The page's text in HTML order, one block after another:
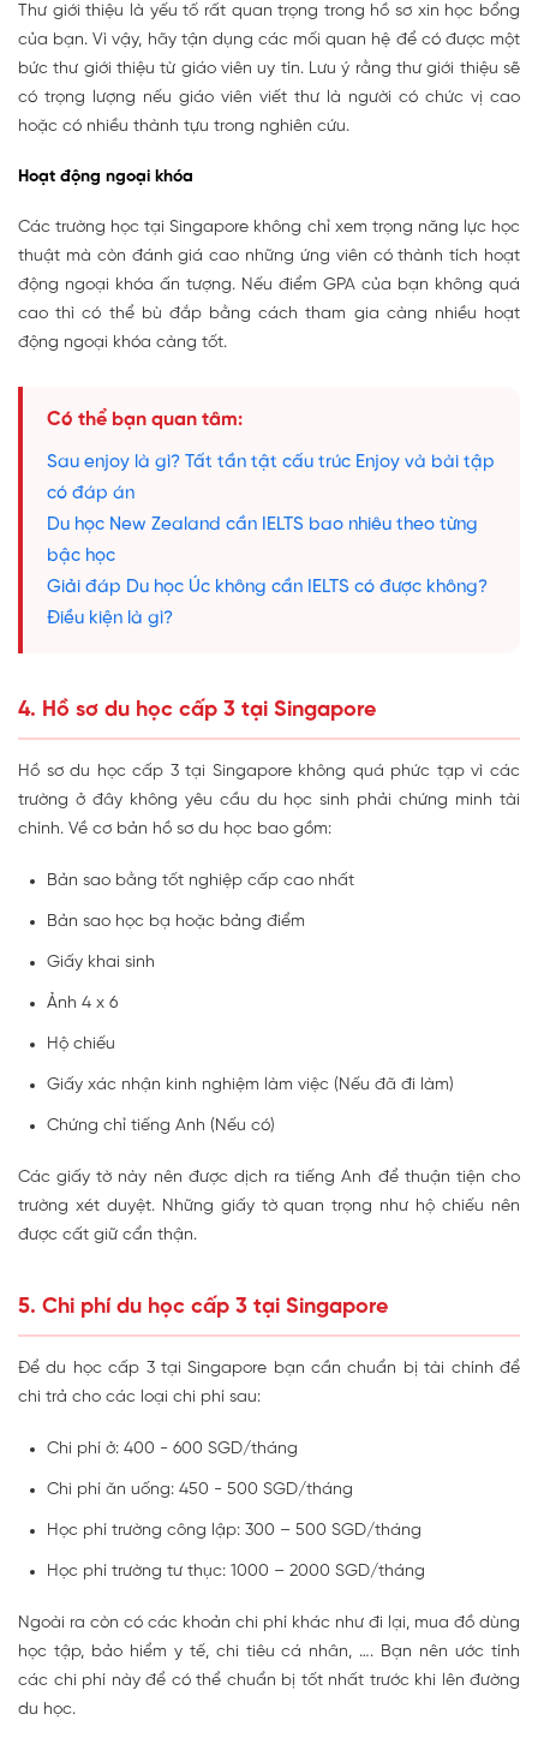
Thư giới thiệu là yếu tố rất quan trọng trong hồ sơ xin học bổng
của bạn. Vì vậy, hãy tận dụng các mối quan hệ để có được một
bức thư giới thiệu từ giáo viên uy tín. Lưu ý rằng thư giới thiệu sẽ
có trọng lượng nếu giáo viên viết thư là người có chức vị cao
hoặc có nhiều thành tựu trong nghiên cứu.
Hoạt động ngoại khóa
Các trường học tại Singapore không chỉ xem trọng năng lực học
thuật mà còn đánh giá cao những ứng viên có thành tích hoạt
động ngoại khóa ấn tượng. Nếu điểm GPA của bạn không quá
cao thì có thể bù đắp bằng cách tham gia càng nhiều hoạt
động ngoại khóa càng tốt.
Có thể bạn quan tâm:
Sau enjoy là gì? Tất tần tật cấu trúc Enjoy và bài tập
có đáp án
Du học New Zealand cần IELTS bao nhiêu theo từng
bậc học
Giải đáp Du học Úc không cần IELTS có được không?
Điều kiện là gì?
4. Hồ sơ du học cấp 3 tại Singapore
Hồ sơ du học cấp 3 tại Singapore không quá phức tạp vì các
trường ở đây không yêu cầu du học sinh phải chứng minh tài
chính. Về cơ bản hồ sơ du học bao gồm:
Bản sao bằng tốt nghiệp cấp cao nhất
Bản sao học bạ hoặc bảng điểm
Giấy khai sinh
Ảnh 4 x 6
Hộ chiếu
Giấy xác nhận kinh nghiệm làm việc (Nếu đã đi làm)
Chứng chỉ tiếng Anh (Nếu có)
Các giấy tờ này nên được dịch ra tiếng Anh để thuận tiện cho
trường xét duyệt. Những giấy tờ quan trọng như hộ chiếu nên
được cất giữ cẩn thận.
5. Chi phí du học cấp 3 tại Singapore
Để du học cấp 3 tại Singapore bạn cần chuẩn bị tài chính để
chi trả cho các loại chi phí sau:
Chi phí ở: 400 - 600 SGD/tháng
Chi phí ăn uống: 450 - 500 SGD/tháng
Học phí trường công lập: 300 – 500 SGD/tháng
Học phí trường tư thục: 1000 – 2000 SGD/tháng
Ngoài ra còn có các khoản chi phí khác như đi lại, mua đồ dùng
học tập, bảo hiểm y tế, chi tiêu cá nhân, …. Bạn nên ước tính
các chi phí này để có thể chuẩn bị tốt nhất trước khi lên đường
du học.